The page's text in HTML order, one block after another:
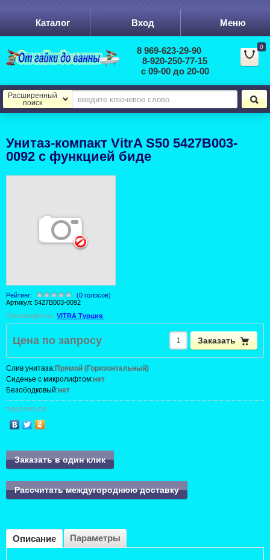
Каталог Вход Меню
8 969-623-29-90
8-920-250-77-15
с 09-00 до 20-00
Расширенный
поиск
0
Унитаз-компакт VitrA S50 5427B003-
0092 с функцией биде
Рейтинг:
(0 голосов)
Артикул: 5427B003-0092
Производитель: VITRA Турция
Цена по запросу Заказать
Слив унитаза:Прямой (Горизонтальный)
Сиденье с микролифтом:нет
Безободковый:нет
поделиться
Заказать в один клик
Рассчитать междугороднюю доставку
Описание Параметры